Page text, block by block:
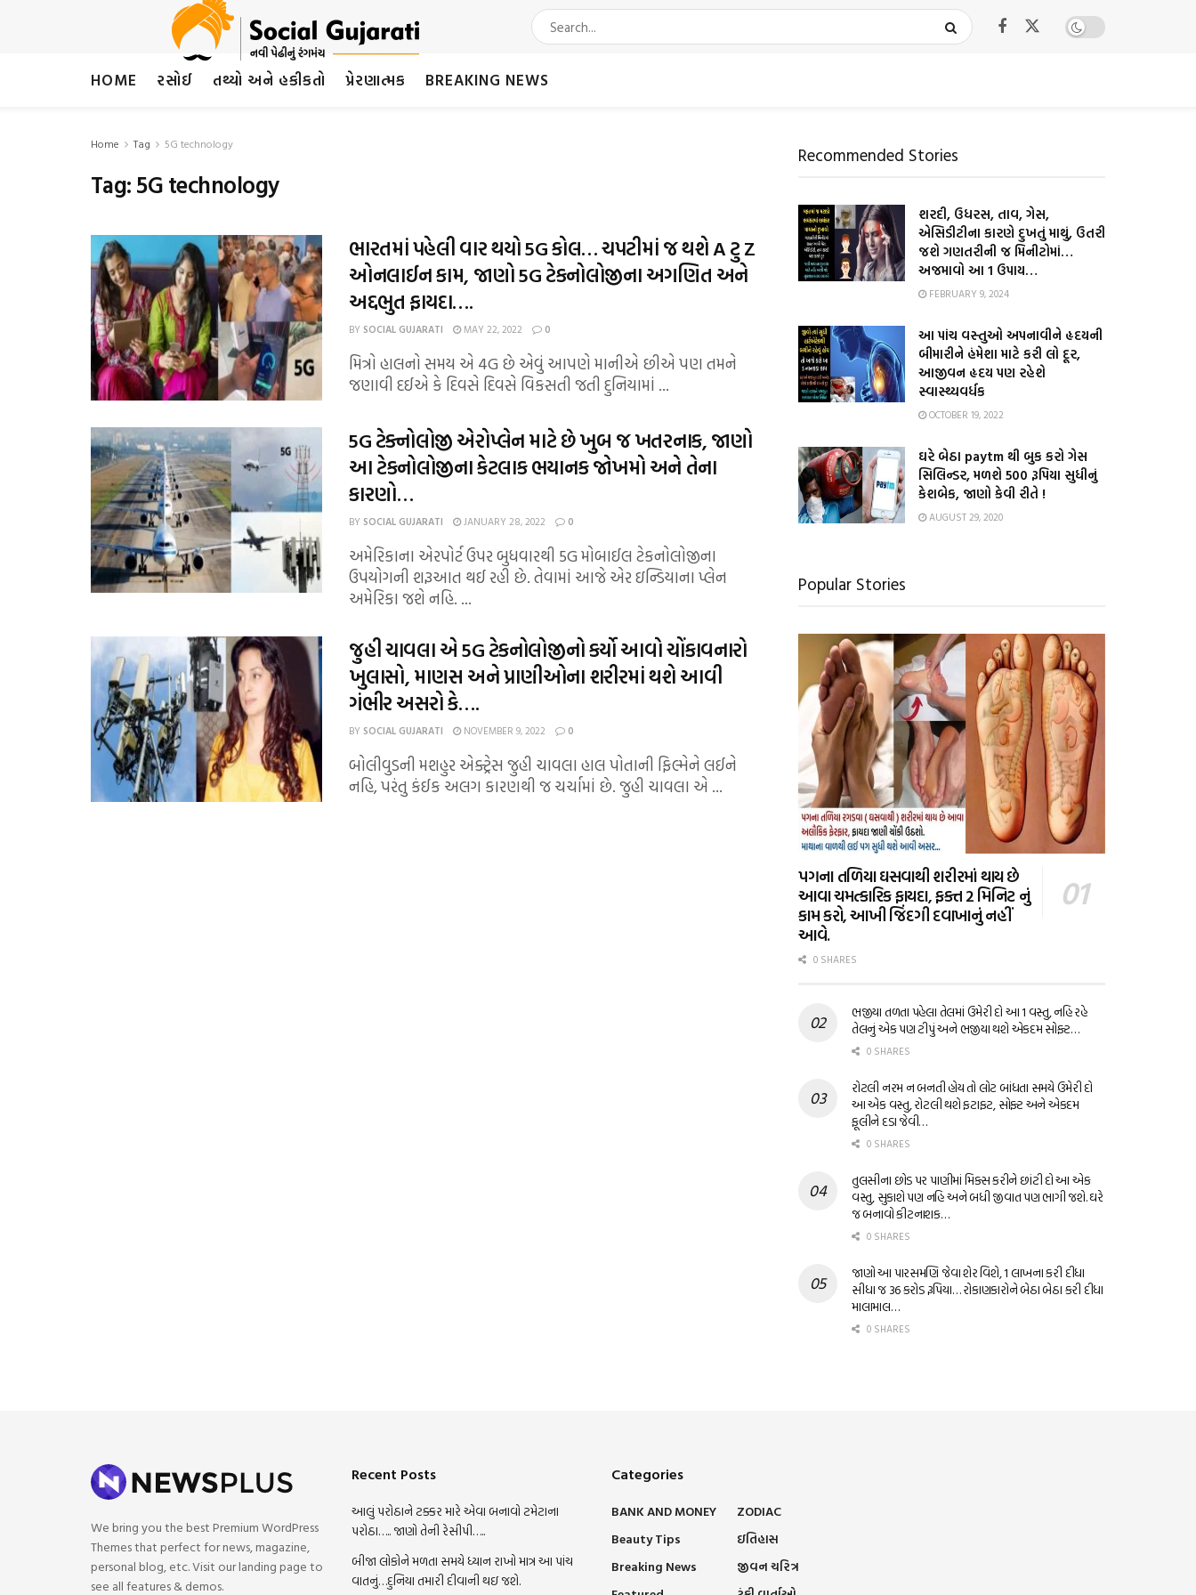
HOME રસોઈ તથ્યો અને હકીકતો પ્રેરણાત્મક BREAKING NEWS
Home Tag 5G technology
Tag:5G technology
ભારતમાં પહેલી વાર થયો 5G કોલ… ચપટીમાં જ થશે A ટુ Z
ઓનલાઈન કામ, જાણો 5G ટેકનોલોજીના અગણિત અને
અદ્દભુત ફાયદા….
BY SOCIAL GUJARATI MAY 22, 2022 0
મિત્રો હાલનો સમય એ 4G છે એવું આપણે માનીએ છીએ પણ તમને
જણાવી દઈએ કે દિવસે દિવસે વિકસતી જતી દુનિયામાં ...
5G ટેક્નોલોજી એરોપ્લેન માટે છે ખુબ જ ખતરનાક, જાણો
આ ટેકનોલોજીના કેટલાક ભયાનક જોખમો અને તેના
કારણો…
BY SOCIAL GUJARATI JANUARY 28, 2022 0
અમેરિકાના એરપોર્ટ ઉપર બુધવારથી 5G મોબાઈલ ટેકનોલોજીના
ઉપયોગની શરૂઆત થઈ રહી છે. તેવામાં આજે એર ઇન્ડિયાના પ્લેન
અમેરિકા જશે નહિ. ...
જુહી ચાવલા એ 5G ટેકનોલોજીનો કર્યો આવો ચોંકાવનારો
ખુલાસો, માણસ અને પ્રાણીઓના શરીરમાં થશે આવી
ગંભીર અસરો કે….
BY SOCIAL GUJARATI NOVEMBER 9, 2022 0
બોલીવુડની મશહુર એક્ટ્રેસ જુહી ચાવલા હાલ પોતાની ફિલ્મેને લઈને
નહિ, પરંતુ કંઈક અલગ કારણથી જ ચર્ચામાં છે. જુહી ચાવલા એ ...
Recommended Stories
શરદી, ઉધરસ, તાવ, ગેસ,
એસિડીટીના કારણે દુખતું માથું, ઉતરી
જશે ગણતરીની જ મિનીટોમાં…
અજમાવો આ 1 ઉપાય…
FEBRUARY 9, 2024
આ પાંચ વસ્તુઓ અપનાવીને હૃદયની
બીમારીને હંમેશા માટે કરી લો દૂર,
આજીવન હૃદય પણ રહેશે
સ્વાસ્થ્યવર્ધક
OCTOBER 19, 2022
ઘરે બેઠા paytm થી બુક કરો ગેસ
સિલિન્ડર, મળશે 500 રૂપિયા સુધીનું
કેશબેક, જાણો કેવી રીતે !
AUGUST 29, 2020
Popular Stories
પગના તળિયા ઘસવાથી શરીરમાં થાય છે
આવા ચમત્કારિક ફાયદા, ફક્ત 2 મિનિટ નું
કામ કરો, આખી જિંદગી દવાખાનું નહીં
આવે.
0 SHARES
ભજીયા તળતા પહેલા તેલમાં ઉમેરી દો આ 1 વસ્તુ, નહિ રહે
તેલનું એક પણ ટીપું અને ભજીયા થશે એકદમ સોફ્ટ…
0 SHARES
રોટલી નરમ ન બનતી હોય તો લોટ બાંધતા સમયે ઉમેરી દો
આ એક વસ્તુ, રોટલી થશે ફટાફટ, સોફ્ટ અને એકદમ
ફૂલીને દડા જેવી…
0 SHARES
તુલસીના છોડ પર પાણીમાં મિક્સ કરીને છાંટી દો આ એક
વસ્તુ, સુકાશે પણ નહિ અને બધી જીવાત પણ ભાગી જશે. ઘરે
જ બનાવો કીટનાશક…
0 SHARES
જાણો આ પારસમણિ જેવા શેર વિશે, 1 લાખના કરી દીધા
સીધા જ 36 કરોડ રૂપિયા… રોકાણકારોને બેઠા બેઠા કરી દીધા
માલામાલ…
0 SHARES
We bring you the best Premium WordPress
Themes that perfect for news, magazine,
personal blog, etc. Visit our landing page to
see all features & demos.
Recent Posts
આલું પરોઠાને ટક્કર મારે એવા બનાવો ટમેટાના
પરોઠા….. જાણો તેની રેસીપી…..
બીજા લોકોને મળતા સમયે ધ્યાન રાખો માત્ર આ પાંચ
વાતનું…દુનિયા તમારી દીવાની થઇ જશે.
Categories
BANK AND MONEY
Beauty Tips
Breaking News
ZODIAC
ઇતિહાસ
જીવન ચરિત્ર